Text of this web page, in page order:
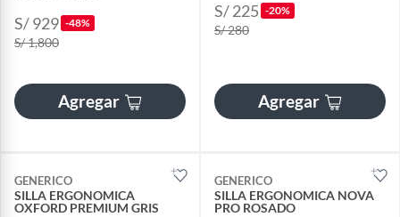
S/ 929 -48%
S/ 1,800
Agregar
S/ 225 -20%
S/ 280
Agregar
GENERICO
SILLA ERGONOMICA
OXFORD PREMIUM GRIS
GENERICO
SILLA ERGONOMICA NOVA
PRO ROSADO